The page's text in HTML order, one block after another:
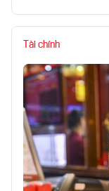
Tài chính